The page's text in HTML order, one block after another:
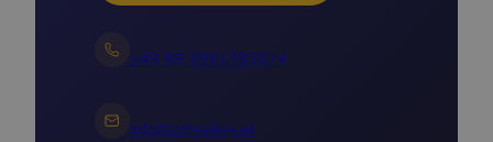
+49 69 2991782074
info@zptrailers.pl